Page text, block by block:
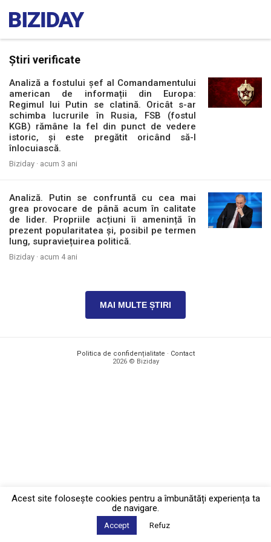
Știri verificate
Analiză a fostului șef al Comandamentului
american de informații din Europa:
Regimul lui Putin se clatină. Oricât s-ar
schimba lucrurile în Rusia, FSB (fostul
KGB) rămâne la fel din punct de vedere
istoric, și este pregătit oricând să-l
înlocuiască.
Biziday · acum 3 ani
Analiză. Putin se confruntă cu cea mai
grea provocare de până acum în calitate
de lider. Propriile acțiuni îi amenință în
prezent popularitatea și, posibil pe termen
lung, supraviețuirea politică.
Biziday · acum 4 ani
MAI MULTE ȘTIRI
Politica de confidențialitate · Contact
2026 © Biziday
Acest site foloseşte cookies pentru a îmbunătăți experiența ta
de navigare.
Accept Refuz